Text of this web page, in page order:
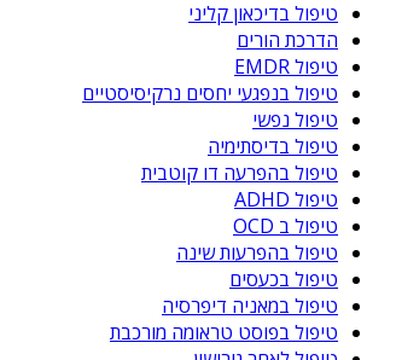
טיפול בדיכאון קליני
הדרכת הורים
טיפול EMDR
טיפול בנפגעי יחסים נרקיסיסטיים
טיפול נפשי
טיפול בדיסתימיה
טיפול בהפרעה דו קוטבית
טיפול ADHD
טיפול ב OCD
טיפול בהפרעות שינה
טיפול בכעסים
טיפול במאניה דיפרסיה
טיפול בפוסט טראומה מורכבת